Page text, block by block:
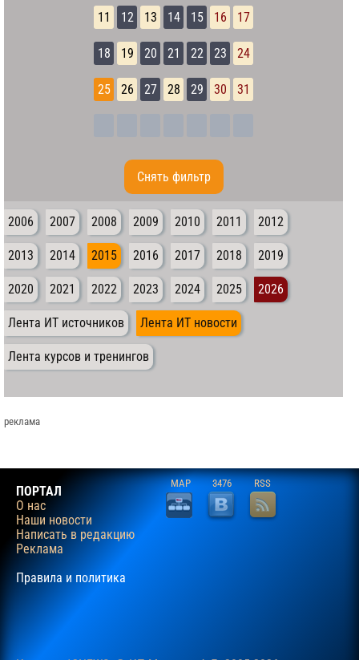
11 12 13 14 15 16 17
18 19 20 21 22 23 24
25 26 27 28 29 30 31
Cнять фильтр
2006 2007 2008 2009 2010 2011 2012
2013 2014 2015 2016 2017 2018 2019
2020 2021 2022 2023 2024 2025 2026
Лента ИТ источников Лента ИТ новости
Лента курсов и тренингов
реклама
ПОРТАЛ
О нас
Наши новости
Написать в редакцию
Реклама
Правила и политика
MAP 3476 RSS